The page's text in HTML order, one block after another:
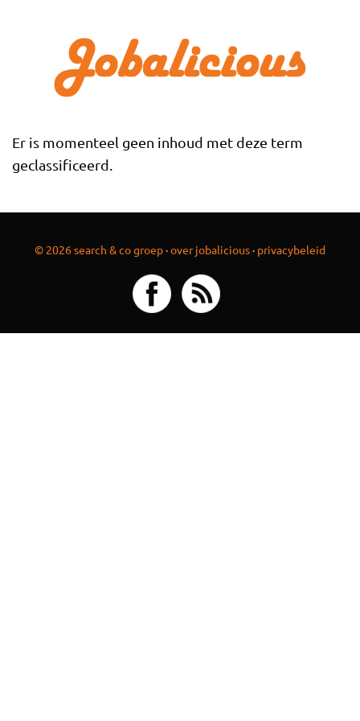
Er is momenteel geen inhoud met deze term
geclassificeerd.
© 2026 search & co groep ·over jobalicious · privacybeleid